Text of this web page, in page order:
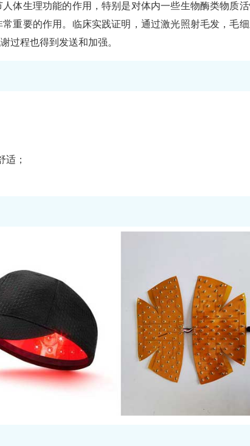
体生理功能的作用，特别是对体内一些生物酶类物质
重要的作用。临床实践证明，通过激光照射毛发，毛
过程也得到发送和加强。
适；